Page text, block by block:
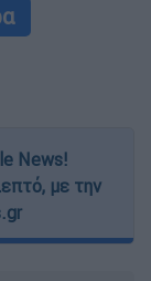
News!
με την